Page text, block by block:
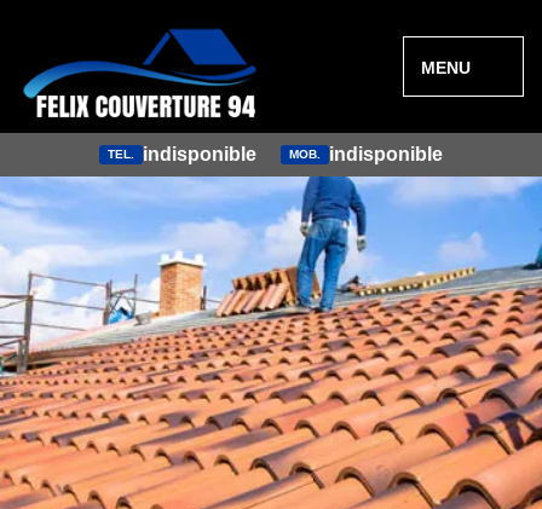
MENU
TEL. indisponible MOB. indisponible